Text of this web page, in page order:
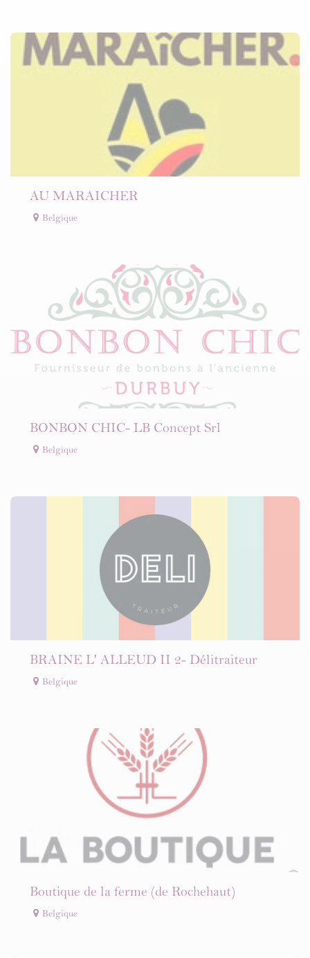
AU MARAICHER
Belgique
BONBON CHIC- LB Concept Srl
Belgique
BRAINE L' ALLEUD II 2- Délitraiteur
Belgique
Boutique de la ferme (de Rochehaut)
Belgique